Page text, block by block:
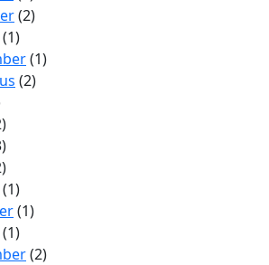
(2)
(1)
(1)
(2)
(1)
(1)
(1)
(2)